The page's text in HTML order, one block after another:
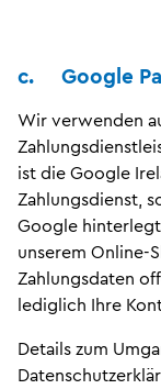
c. Google
Wir verwenden
ist die Google
Zahlungsdienst,
Google
unserem Online-
Zahlungsdaten
lediglich Ihre
Details zum